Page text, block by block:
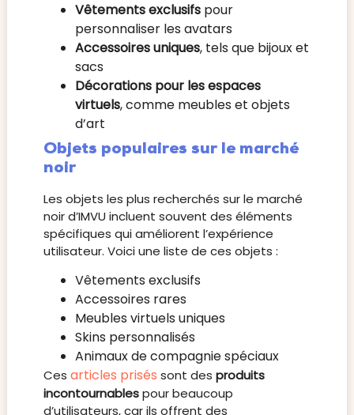
Vêtements exclusifspour
personnaliser les avatars
Accessoires uniques, tels que bijoux et
sacs
Décorations pour les espaces
virtuels, comme meubles et objets
d’art
Objets populaires sur le marché
noir
Les objets les plus recherchés sur le marché
noir d’IMVU incluent souvent des éléments
spécifiques qui améliorent l’expérience
utilisateur. Voici une liste de ces objets :
Vêtements exclusifs
Accessoires rares
Meubles virtuels uniques
Skins personnalisés
Animaux de compagnie spéciaux
Ces articles prisés sont des produits
incontournablespour beaucoup
d’utilisateurs, car ils offrent des